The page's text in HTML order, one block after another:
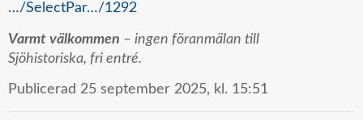
…/SelectPar…/1292
Varmt välkommen – ingen föranmälan till
Sjöhistoriska, fri entré.
Publicerad 25 september 2025, kl. 15:51